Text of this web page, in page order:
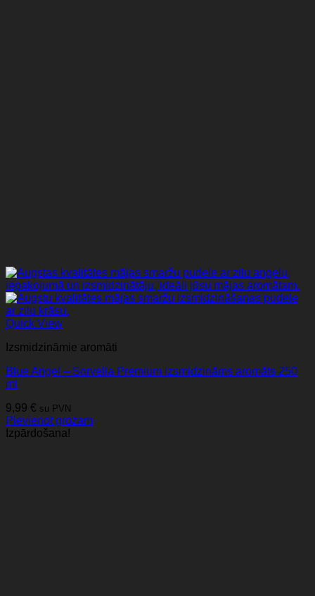
Quick View
Izsmidzināmie aromāti
Blue Angel – Sorvella Premium izsmidzināms aromāts 250
ml
9,99 € su PVN
Pievienot grozam
Izpārdošana!